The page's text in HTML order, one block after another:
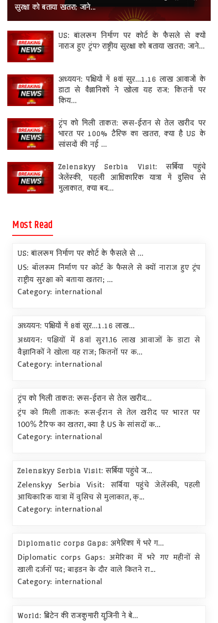
रोजगार
स्वास्थ्य
सुरक्षा को बताया खतरा; जाने...
US: बॉलरूम निर्माण पर कोर्ट के फैसले से क्यों
नाराज हुए ट्रंप? राष्ट्रीय सुरक्षा को बताया खतरा; जाने...
अध्ययन: पक्षियों में 8वां सुर...1.16 लाख आवाजों के
डाटा से वैज्ञानिकों ने खोला यह राज; कितनों पर
किय...
ट्रंप को मिली ताकत: रूस-ईरान से तेल खरीद पर
भारत पर 100% टैरिफ का खतरा, क्या है US के
सांसदों की नई ...
Zelenskyy Serbia Visit: सर्बिया पहुंचे
जेलेंस्की, पहली आधिकारिक यात्रा में वुसिच से
मुलाकात, क्या बद...
Most Read
US: बॉलरूम निर्माण पर कोर्ट के फैसले से ...
US: बॉलरूम निर्माण पर कोर्ट के फैसले से क्यों नाराज हुए ट्रंप
राष्ट्रीय सुरक्षा को बताया खतरा; ...
Category: international
अध्ययन: पक्षियों में 8वां सुर...1.16 लाख...
अध्ययन: पक्षियों में 8वां सुर1.16 लाख आवाजों के डाटा से
वैज्ञानिकों ने खोला यह राज; कितनों पर क...
Category: international
ट्रंप को मिली ताकत: रूस-ईरान से तेल खरीद...
ट्रंप को मिली ताकत: रूस-ईरान से तेल खरीद पर भारत पर
100% टैरिफ का खतरा, क्या है US के सांसदों क...
Category: international
Zelenskyy Serbia Visit: सर्बिया पहुंचे ज...
Zelenskyy Serbia Visit: सर्बिया पहुंचे जेलेंस्की, पहली
आधिकारिक यात्रा में वुसिच से मुलाकात, क्...
Category: international
Diplomatic corps Gaps: अमेरिका में भरे ग...
Diplomatic corps Gaps: अमेरिका में भरे गए महीनों से
खाली दर्जनों पद; बाइडन के दौर वाले कितने रा...
Category: international
World: ब्रिटेन की राजकुमारी यूजिनी ने बे...